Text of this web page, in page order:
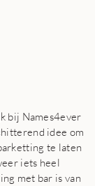
bij Names4ever
idee om
te laten
iets heel
met bar is van